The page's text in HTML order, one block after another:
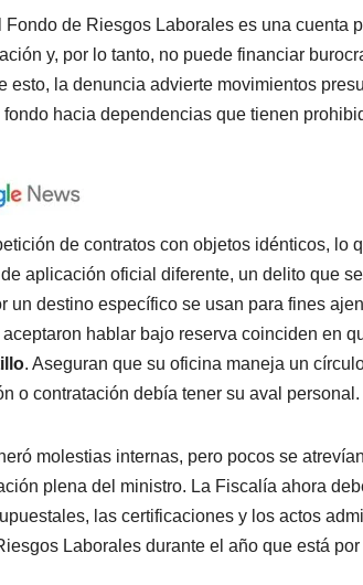
Fondo de Riesgos Laborales es una cuenta
y, por lo tanto, no puede financiar
esto, la denuncia advierte movimientos
hacia dependencias que tienen
de contratos con objetos idénticos, lo
aplicación oficial diferente, un delito que
un destino específico se usan para fines
hablar bajo reserva coinciden en
. Aseguran que su oficina maneja un
o contratación debía tener su aval personal.
molestias internas, pero pocos se
plena del ministro. La Fiscalía ahora
las certificaciones y los actos
Laborales durante el año que está por